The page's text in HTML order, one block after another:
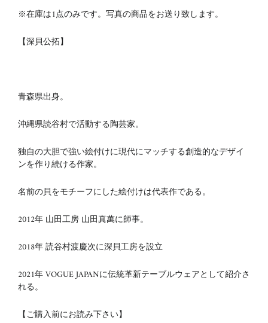
※在庫は1点のみです。写真の商品をお送り致します。
【深貝公拓】
青森県出身。
沖縄県読谷村で活動する陶芸家。
独自の大胆で強い絵付けに現代にマッチする創造的なデザイ
ンを作り続ける作家。
名前の貝をモチーフにした絵付けは代表作である。
2012年 山田工房 山田真萬に師事。
2018年 読谷村渡慶次に深貝工房を設立
2021年 VOGUE JAPANに伝統革新テーブルウェアとして紹介さ
れる。
【ご購入前にお読み下さい】